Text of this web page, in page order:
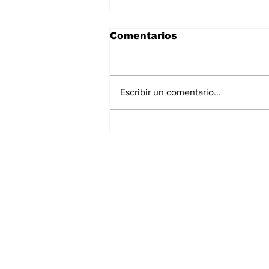
Comentarios
Escribir un comentario...